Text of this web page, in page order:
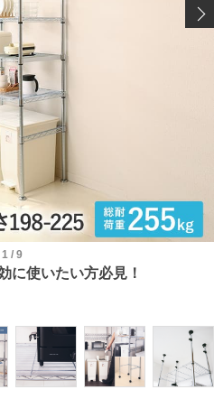
1/ 9
に使いたい方必見！